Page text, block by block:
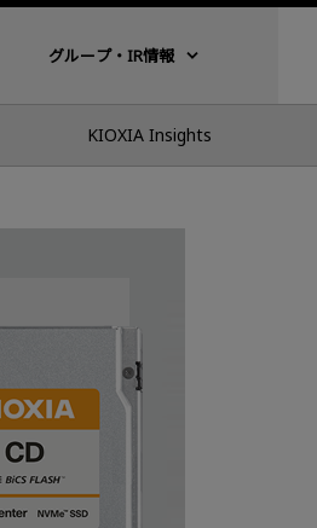
グループ・IR情報
KIOXIA Insights